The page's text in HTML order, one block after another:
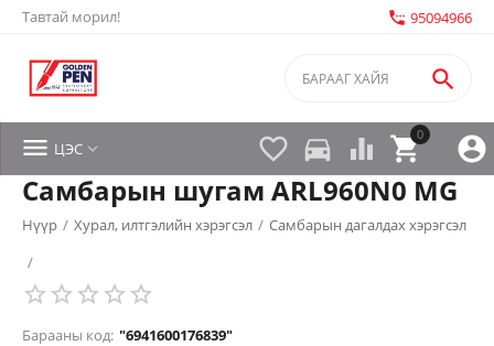
Тавтай морил! settings_phone 95094966


0

 directions_car 
 ЦЭС 
Самбарын шугам ARL960N0 MG
Нүүр / Хурал, илтгэлийн хэрэгсэл / Самбарын дагалдах хэрэгсэл
/
Барааны код: "6941600176839"